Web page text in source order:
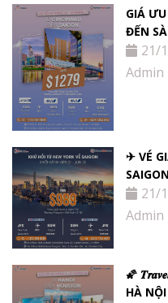
GIÁ
ĐẾN
21/
Admin
✈ VÉ
21/
Admin
🌠
HÀ